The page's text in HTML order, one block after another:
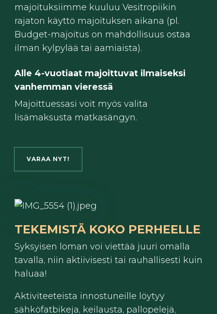
majoituksiimme kuuluu Vesitropiikin
rajaton käyttö majoituksen aikana (pl.
Budget-majoitus on mahdollisuus ostaa
ilman kylpylää tai aamiaista).
Alle 4-vuotiaat majoittuvat ilmaiseksi
vanhemman vieressä
Majoittuessasi voit myös valita
lisämaksusta matkasängyn.
VARAA NYT!
TEKEMISTÄ KOKO PERHEELLE
Syksyisen loman voi viettää juuri omalla
tavalla, niin aktiivisesti tai rauhallisesti kuin
haluaa!
Aktiviteeteista innostuneille löytyy
sähköfatbikeja, keilausta, pallopelejä,